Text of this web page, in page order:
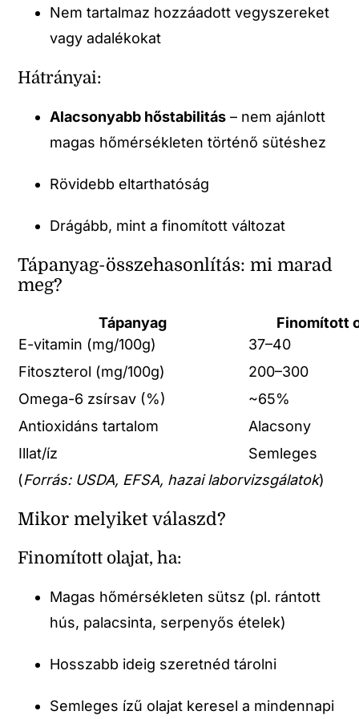
Nem tartalmaz hozzáadott vegyszereket
vagy adalékokat
Hátrányai:
Alacsonyabb hőstabilitás – nem ajánlott
magas hőmérsékleten történő sütéshez
Rövidebb eltarthatóság
Drágább, mint a finomított változat
Tápanyag-összehasonlítás: mi marad
meg?
Tápanyag
Finomított
E-vitamin (mg/100g)
37–40
Fitoszterol (mg/100g)
200–300
Omega-6 zsírsav (%)
~65%
Antioxidáns tartalom
Alacsony
Illat/íz
Semleges
(Forrás: USDA, EFSA, hazai laborvizsgálatok)
Mikor melyiket válaszd?
Finomított olajat, ha:
Magas hőmérsékleten sütsz (pl. rántott
hús, palacsinta, serpenyős ételek)
Hosszabb ideig szeretnéd tárolni
Semleges ízű olajat keresel a mindennapi